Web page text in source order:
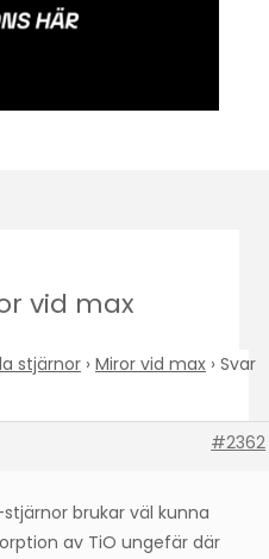
vid max
stjärnor › Miror vid max › Svar
#2362
brukar väl kunna
av TiO ungefär där